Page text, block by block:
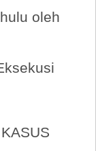
oleh